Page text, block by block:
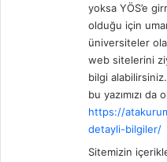
yoksa YÖS’e
olduğu için
üniversiteler
web sitelerini
bilgi
bu yazımızı da
https://
detayli-bilgiler/
Sitemizin